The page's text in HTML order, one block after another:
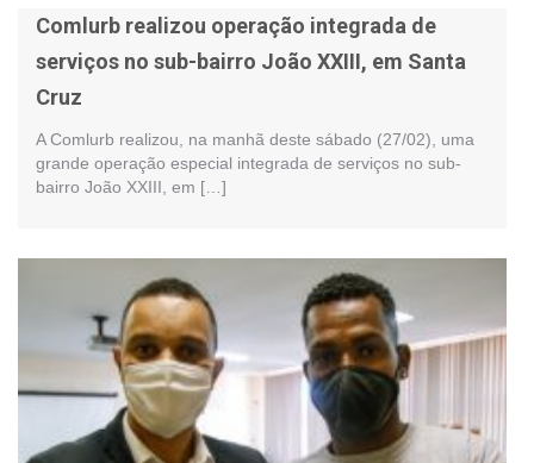
Comlurb realizou operação integrada de
serviços no sub-bairro João XXIII, em Santa
Cruz
A Comlurb realizou, na manhã deste sábado (27/02), uma
grande operação especial integrada de serviços no sub-
bairro João XXIII, em […]